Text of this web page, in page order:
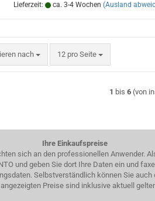
Lieferzeit: ca. 3-4 Wochen (Ausland
nach
nach 12 pro Seite
pro Seite
1 bis 6 (von
Ihre Einkaufspreise
sich an den professionellen Anwender.
und geben Sie dort Ihre Daten ein und
Selbstverständlich können Sie
Preise sind inklusive aktuell